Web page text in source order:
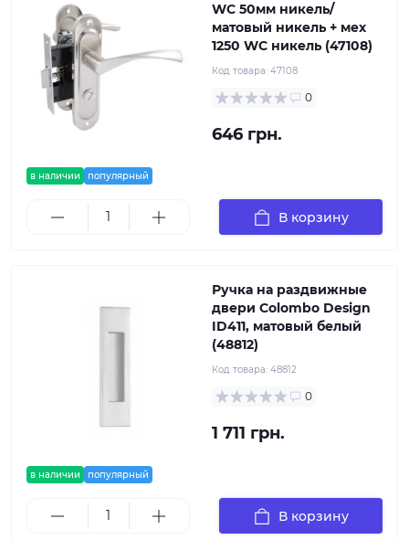
в наличии популярный
WC 50мм никель/
матовый никель + мех
1250 WC никель (47108)
Код товара: 47108
0
646 грн.
В корзину
в наличии популярный
Ручка на раздвижные
двери Colombo Design
ID411, матовый белый
(48812)
Код товара: 48812
0
1 711 грн.
В корзину